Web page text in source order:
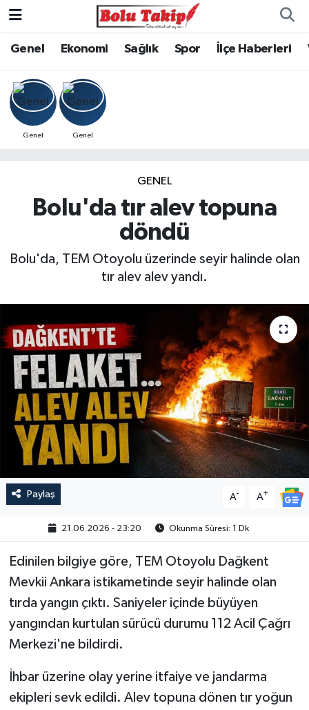
Genel Ekonomi Sağlık Spor İlçe Haberleri
Genel Genel
GENEL
Bolu'da tır alev topuna
döndü
Bolu'da, TEM Otoyolu üzerinde seyir halinde olan
tır alev alev yandı.
Paylaş A- A+
21.06.2026 - 23:20 Okunma Süresi: 1 Dk
Edinilen bilgiye göre, TEM Otoyolu Dağkent
Mevkii Ankara istikametinde seyir halinde olan
tırda yangın çıktı. Saniyeler içinde büyüyen
yangından kurtulan sürücü durumu 112 Acil Çağrı
Merkezi'ne bildirdi.
İhbar üzerine olay yerine itfaiye ve jandarma
ekipleri sevk edildi. Alev topuna dönen tır yoğun